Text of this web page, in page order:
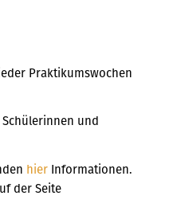
Praktikumswochen
und
hierInformationen.
der Seite